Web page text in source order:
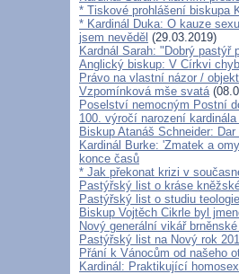
* Tiskové prohlášení biskupa
* Kardinál Duka: O kauze
jsem nevěděl (29.03.2019)
Kardnál Sarah: "Dobrý
Anglický biskup: V Církvi
Právo na vlastní názor /
Vzpomínková mše svatá
Poselství nemocným Postní
100. výročí narození
Biskup Atanáš Schneider:
Kardinál Burke: 'Zmatek a
konce časů
* Jak překonat krizi v
Pastýřský list o kráse
Pastýřský list o studiu teologie
Biskup Vojtěch Cikrle byl
Nový generální vikář
Pastýřský list na Nový rok
Přání k Vánocům od našeho
Kardinál: Praktikující